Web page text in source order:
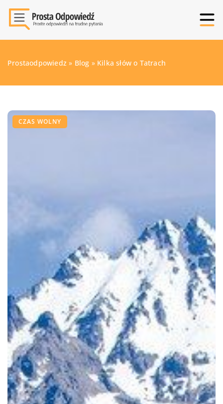
Prostaodpowiedz » Blog » Kilka słów o Tatrach
CZAS WOLNY